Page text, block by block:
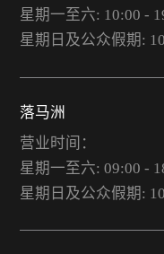
星期一至六: 10:00 -
星期日及公众假期:
落马洲
营业时间：
星期一至六: 09:00 -
星期日及公众假期: